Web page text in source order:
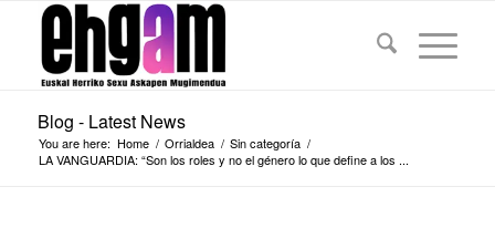
Blog - Latest News
You are here: Home / Orrialdea / Sin categoría /
LA VANGUARDIA: “Son los roles y no el género lo que define a los ...